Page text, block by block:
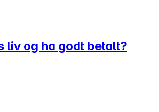
liv og ha godt betalt?